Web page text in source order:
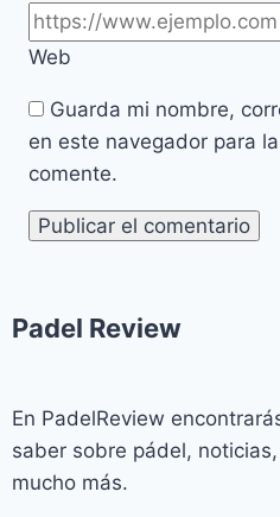
Web
Guarda mi nombre,
en este navegador para
comente.
Padel Review​
En PadelReview
saber sobre pádel,
mucho más.